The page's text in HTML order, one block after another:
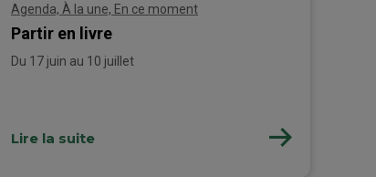
Agenda, À la une, En ce moment
Partir en livre
Du 17 juin au 10 juillet
Lire la suite